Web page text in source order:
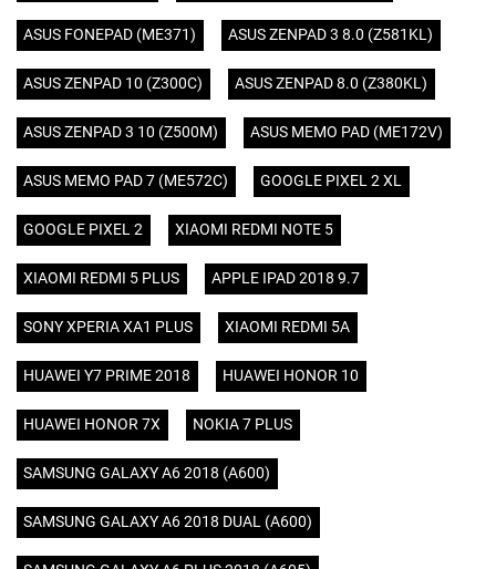
ASUS FONEPAD (ME371) ASUS ZENPAD 3 8.0 (Z581KL)
ASUS ZENPAD 10 (Z300C) ASUS ZENPAD 8.0 (Z380KL)
ASUS ZENPAD 3 10 (Z500M) ASUS MEMO PAD (ME172V)
ASUS MEMO PAD 7 (ME572C) GOOGLE PIXEL 2 XL
GOOGLE PIXEL 2 XIAOMI REDMI NOTE 5
XIAOMI REDMI 5 PLUS APPLE IPAD 2018 9.7
SONY XPERIA XA1 PLUS XIAOMI REDMI 5A
HUAWEI Y7 PRIME 2018 HUAWEI HONOR 10
HUAWEI HONOR 7X NOKIA 7 PLUS
SAMSUNG GALAXY A6 2018 (A600)
SAMSUNG GALAXY A6 2018 DUAL (A600)